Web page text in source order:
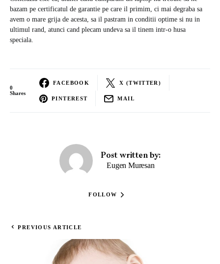
bazam pe certificatul de garantie pe care il primim, ci mai degraba sa
avem o mare grija de acesta, sa il pastram in conditii optime si nu in
ultimul rand, atunci cand plecam undeva sa il tinem intr-o husa
speciala.
0
Shares
FACEBOOK X (TWITTER)
PINTEREST MAIL
Post written by:
Eugen Muresan
FOLLOW
PREVIOUS ARTICLE